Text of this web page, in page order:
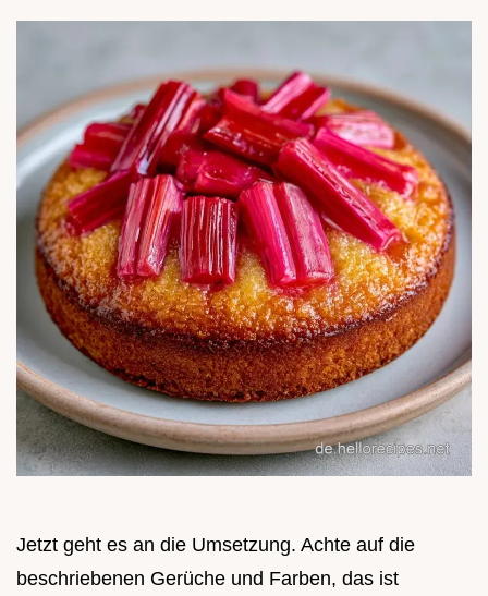
Jetzt geht es an die Umsetzung. Achte auf die
beschriebenen Gerüche und Farben, das ist